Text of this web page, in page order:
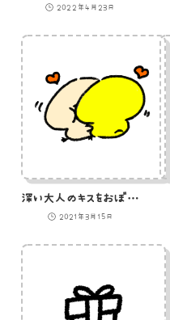
2022年4月23日
深い大人のキスをおぼえたひよこのイラスト
2021年3月15日